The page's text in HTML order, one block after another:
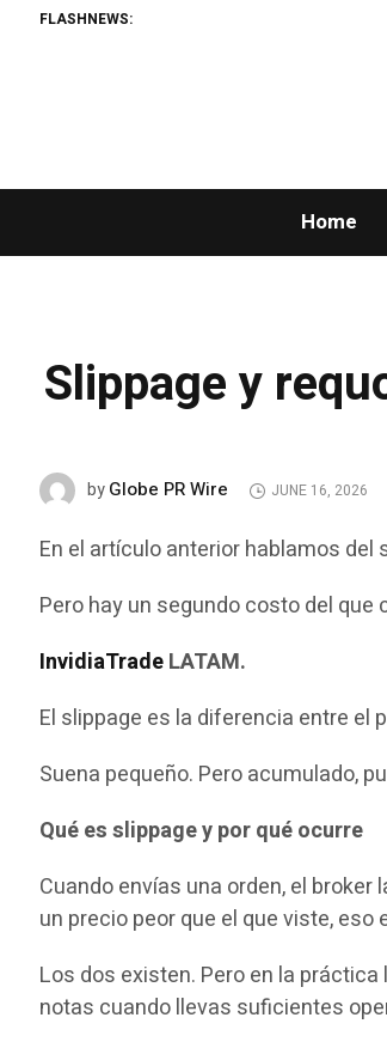
FLASHNEWS:
Home
Slippage y
byGlobe PR Wire JUNE 16, 2026
En el artículo anterior hablamos
Pero hay un segundo costo del que
InvidiaTradeLATAM.
El slippage es la diferencia entre el
Suena pequeño. Pero acumulado,
Qué es slippage y por qué ocurre
Cuando envías una orden, el
un precio peor que el que viste,
Los dos existen. Pero en la
notas cuando llevas suficientes